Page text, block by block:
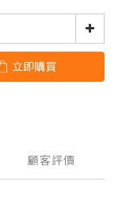
立即購買
顧客評價